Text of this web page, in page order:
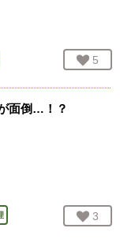
お気
5
面倒…！？
お気
3